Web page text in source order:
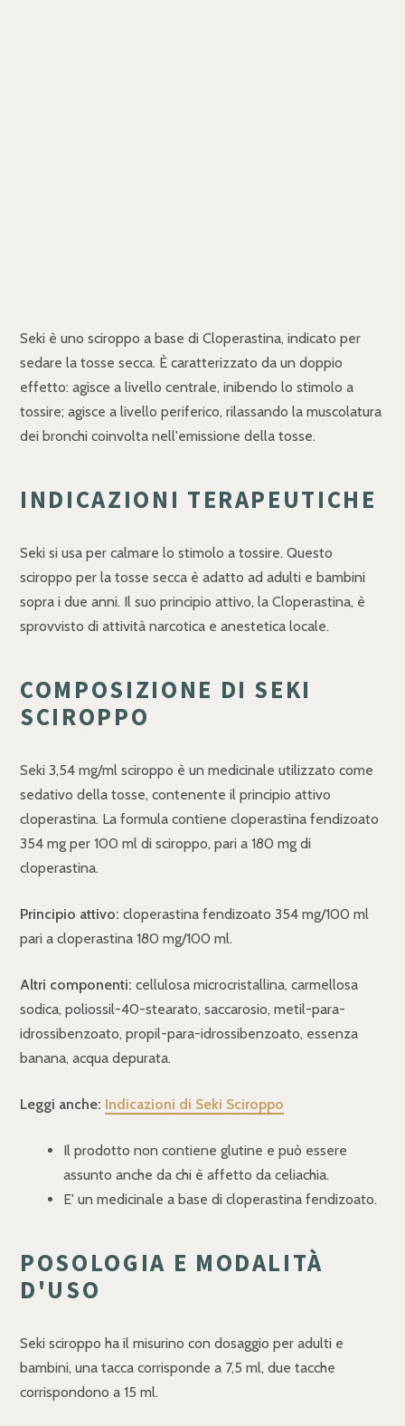
Seki è uno sciroppo a base di Cloperastina, indicato per
sedare la tosse secca. È caratterizzato da un doppio
effetto: agisce a livello centrale, inibendo lo stimolo a
tossire; agisce a livello periferico, rilassando la muscolatura
dei bronchi coinvolta nell'emissione della tosse.
INDICAZIONI TERAPEUTICHE
Seki si usa per calmare lo stimolo a tossire. Questo
sciroppo per la tosse secca è adatto ad adulti e bambini
sopra i due anni. Il suo principio attivo, la Cloperastina, è
sprovvisto di attività narcotica e anestetica locale.
COMPOSIZIONE DI SEKI
SCIROPPO
Seki 3,54 mg/ml sciroppo è un medicinale utilizzato come
sedativo della tosse, contenente il principio attivo
cloperastina. La formula contiene cloperastina fendizoato
354 mg per 100 ml di sciroppo, pari a 180 mg di
cloperastina.
Principio attivo: cloperastina fendizoato 354 mg/100 ml
pari a cloperastina 180 mg/100 ml.
Altri componenti: cellulosa microcristallina, carmellosa
sodica, poliossil-40-stearato, saccarosio, metil-para-
idrossibenzoato, propil-para-idrossibenzoato, essenza
banana, acqua depurata.
Leggi anche: Indicazioni di Seki Sciroppo
Il prodotto non contiene glutine e può essere
assunto anche da chi è affetto da celiachia.
E' un medicinale a base di cloperastina fendizoato.
POSOLOGIA E MODALITÀ
D'USO
Seki sciroppo ha il misurino con dosaggio per adulti e
bambini, una tacca corrisponde a 7,5 ml, due tacche
corrispondono a 15 ml.